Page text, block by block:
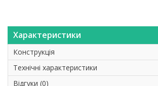
Характеристики
Конструкція
Технічні характеристики
Відгуки (0)